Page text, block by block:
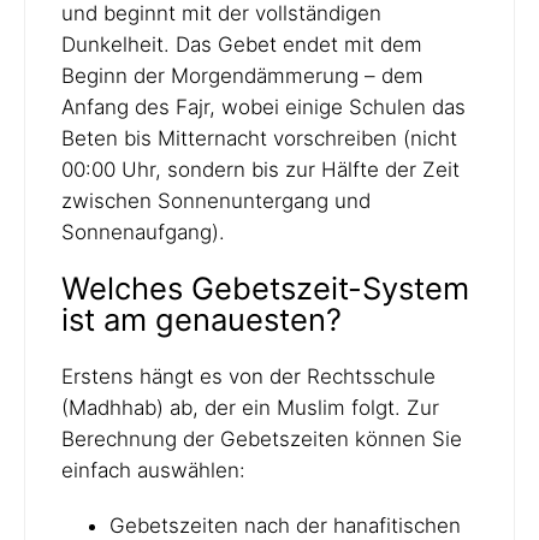
und beginnt mit der vollständigen
Dunkelheit. Das Gebet endet mit dem
Beginn der Morgendämmerung – dem
Anfang des Fajr, wobei einige Schulen das
Beten bis Mitternacht vorschreiben (nicht
00:00 Uhr, sondern bis zur Hälfte der Zeit
zwischen Sonnenuntergang und
Sonnenaufgang).
Welches Gebetszeit-System
ist am genauesten?
Erstens hängt es von der Rechtsschule
(Madhhab) ab, der ein Muslim folgt. Zur
Berechnung der Gebetszeiten können Sie
einfach auswählen:
Gebetszeiten nach der hanafitischen